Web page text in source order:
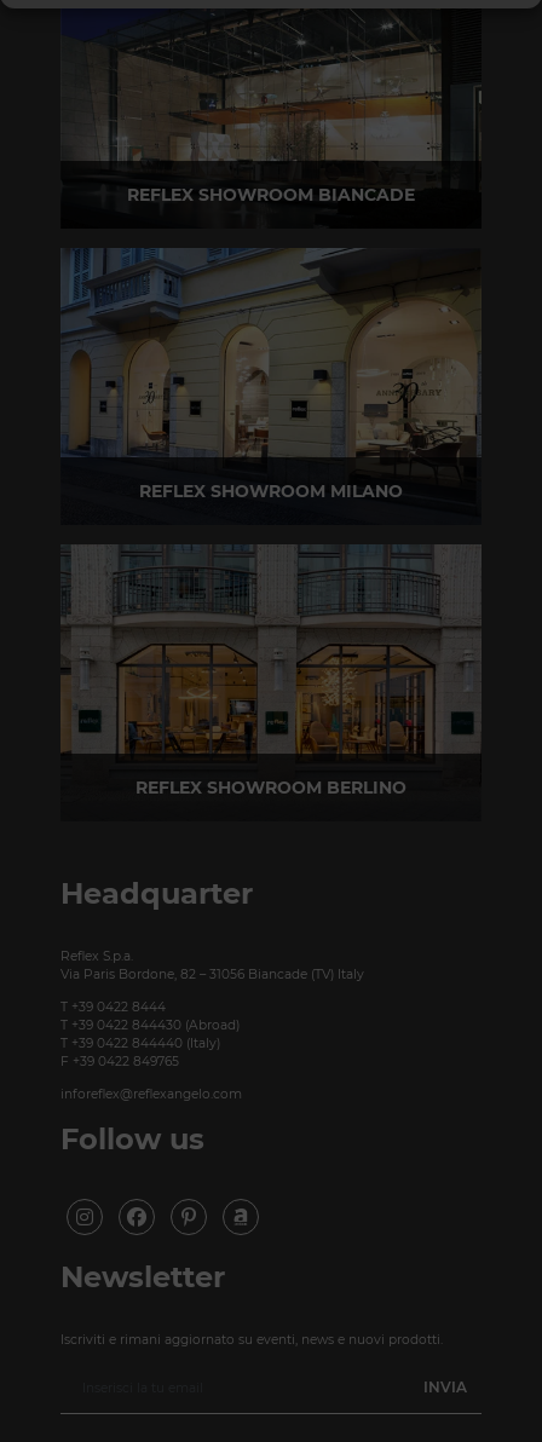
REFLEX SHOWROOM BIANCADE
T +39 0422 849201
REFLEX SHOWROOM MILANO
T +39 02 80582955
REFLEX SHOWROOM BERLINO
Headquarter
Reflex S.p.a.
Via Paris Bordone, 82 – 31056 Biancade (TV) Italy
T +39 0422 8444
T +39 0422 844430 (Abroad)
T +39 0422 844440 (Italy)
F +39 0422 849765
inforeflex@reflexangelo.com
Follow us
Newsletter
Iscriviti e rimani aggiornato su eventi, news e nuovi prodotti.